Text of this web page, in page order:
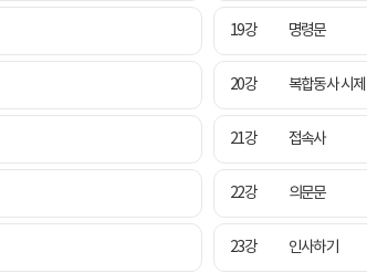
19강 명령문
20강 복합동사 시제
21강 접속사
22강 의문문
23강 인사하기